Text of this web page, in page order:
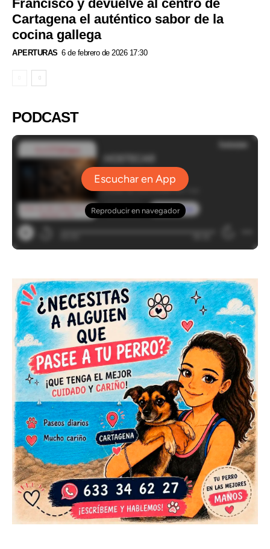
Francisco y devuelve al centro de
Cartagena el auténtico sabor de la
cocina gallega
APERTURAS 6 de febrero de 2026 17:30
PODCAST